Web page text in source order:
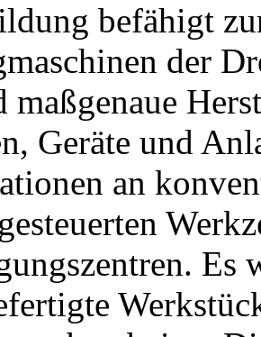
befähigt
der
maßgenaue
Geräte und
an
Es